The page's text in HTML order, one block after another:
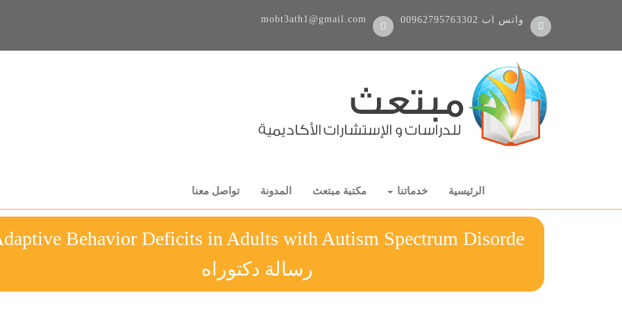
00962795763302 واتس اب mobt3ath1@gmail.com
الرئيسية خدماتنا مكتبة مبتعث المدونة تواصل معنا
Behavior Deficits in Adults with Autism Spectrum Disorde
رسالة دكتوراه